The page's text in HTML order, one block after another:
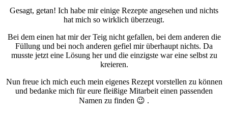
Gesagt, getan! Ich habe mir einige Rezepte angesehen und nichts
hat mich so wirklich überzeugt.
Bei dem einen hat mir der Teig nicht gefallen, bei dem anderen die
Füllung und bei noch anderen gefiel mir überhaupt nichts. Da
musste jetzt eine Lösung her und die einzigste war eine selbst zu
kreieren.
Nun freue ich mich euch mein eigenes Rezept vorstellen zu können
und bedanke mich für eure fleißige Mitarbeit einen passenden
Namen zu finden 😉 .